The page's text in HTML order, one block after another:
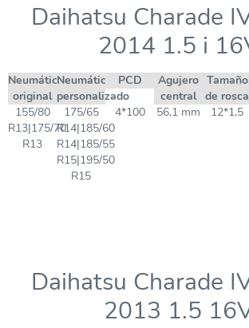
Daihatsu Charade
2014 1.5 i
Neumático
original
Neumático
personalizado
PCD
Agujero
central
Tamaño
de rosca
155/80
R13|175/70
R13
175/65
R14|185/60
R14|185/55
R15|195/50
R15
4*100 56,1 mm 12*1,5
Daihatsu Charade
2013 1.5